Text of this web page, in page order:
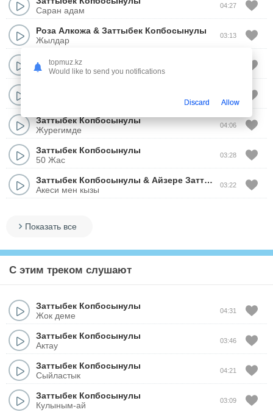
Саран адам
04:27
Роза Алкожа & Заттыбек Копбосынулы
Жылдар
03:13
Заттыбек Копбосынулы
Улым маган уксаган
Заттыбек Копбосынулы
Журегимде
04:06
Заттыбек Копбосынулы
50 Жас
03:28
Заттыбек Копбосынулы & Айзере Заттыбеккызы
Акеси мен кызы
03:22
Показать все
С этим треком слушают
Заттыбек Копбосынулы
Жок деме
04:31
Заттыбек Копбосынулы
Актау
03:46
Заттыбек Копбосынулы
Сыйластык
04:21
Заттыбек Копбосынулы
Кулыным-ай
03:09
topmuz.kz
Would like to send you notifications
Discard Allow